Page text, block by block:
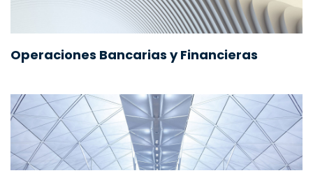
Operaciones Bancarias y Financieras